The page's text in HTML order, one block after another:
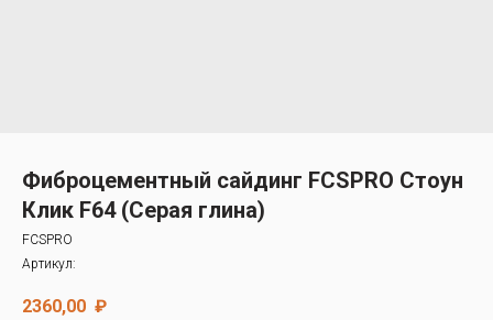
Cedral
Фиброцементный сайдинг FCSPRO Стоун
Клик F64 (Серая глина)
FCSPRO
Артикул:
2360,00 ₽